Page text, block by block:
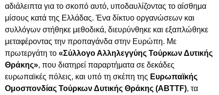
αδιάλειπτα για το σκοπό αυτό, υποδαυλίζοντας το αίσθημα
μίσους κατά της Ελλάδας. Ένα δίκτυο οργανώσεων και
συλλόγων στήθηκε μεθοδικά, διευρύνθηκε και εξαπλώθηκε
μεταφέροντας την προπαγάνδα στην Ευρώπη. Με
πρωτεργάτη το «Σύλλογο Αλληλεγγύης Τούρκων Δυτικής
Θράκης», που διατηρεί παραρτήματα σε δεκάδες
ευρωπαϊκές πόλεις, και υπό τη σκέπη της Ευρωπαϊκής
Ομοσπονδίας Τούρκων Δυτικής Θράκης (ΑΒΤΤF), τα